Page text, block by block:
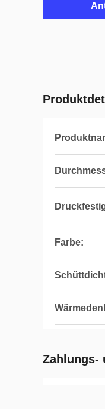
Farbe:
Zahlungs-